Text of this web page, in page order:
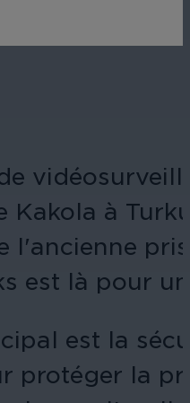
Kakola à
l'ancienne
est là pour
est la
protéger la